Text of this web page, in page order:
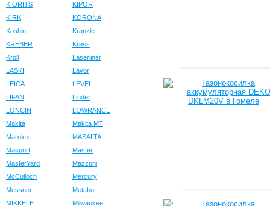
KIORITS
KIPOR
KIRK
KORONA
Koshin
Kranzle
KREBER
Kress
Kroll
Laserliner
LASKI
Lavor
LEICA
LEVEL
LIFAN
Linder
LONCIN
LOWRANCE
Makita
Makita MT
Marolex
MASALTA
Masport
Master
MasterYard
Mazzoni
McCulloch
Mercury
Messner
Metabo
MIKKELE
Milwaukee